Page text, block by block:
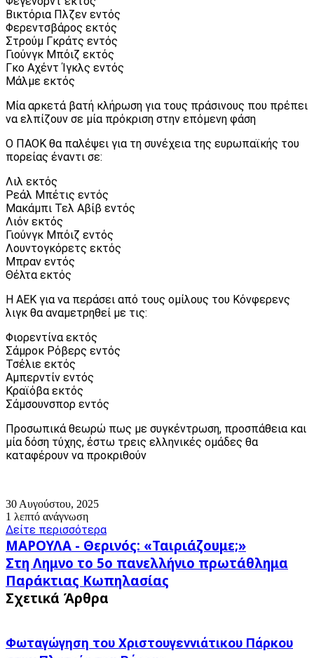
Βικτόρια Πλζεν εντός
Φερεντσβάρος εκτός
Στρούμ Γκράτς εντός
Γιούνγκ Μπόιζ εκτός
Γκο Αχέντ Ίγκλς εντός
Μάλμε εκτός
Μία αρκετά βατή κλήρωση για τους πράσινους που πρέπει
να ελπίζουν σε μία πρόκριση στην επόμενη φάση
Ο ΠΑΟΚ θα παλέψει για τη συνέχεια της ευρωπαϊκής του
πορείας έναντι σε:
Λιλ εκτός
Ρεάλ Μπέτις εντός
Μακάμπι Τελ Αβίβ εντός
Λιόν εκτός
Γιούνγκ Μπόιζ εντός
Λουντογκόρετς εκτός
Μπραν εντός
Θέλτα εκτός
Η ΑΕΚ για να περάσει από τους ομίλους του Κόνφερενς
λιγκ θα αναμετρηθεί με τις:
Φιορεντίνα εκτός
Σάμροκ Ρόβερς εντός
Τσέλιε εκτός
Αμπερντίν εντός
Κραϊόβα εκτός
Σάμσουνσπορ εντός
Προσωπικά θεωρώ πως με συγκέντρωση, προσπάθεια και
μία δόση τύχης, έστω τρεις ελληνικές ομάδες θα
καταφέρουν να προκριθούν
30 Αυγούστου, 2025
1 λεπτό ανάγνωση
Δείτε περισσότερα
ΜΑΡΟΥΛΑ
-
Θερινός:
«Ταιριάζουμε;»
ΜΑΡΟΥΛΑ - Θερινός: «Ταιριάζουμε;»
Στη
Λημνο
το
5ο
Παράκτιας
Κωπηλασίας
Στη Λημνο το 5ο πανελλήνιο πρωτάθλημα
Παράκτιας Κωπηλασίας
Σχετικά Άρθρα
Φωταγώγηση του Χριστουγεννιάτικου Πάρκου